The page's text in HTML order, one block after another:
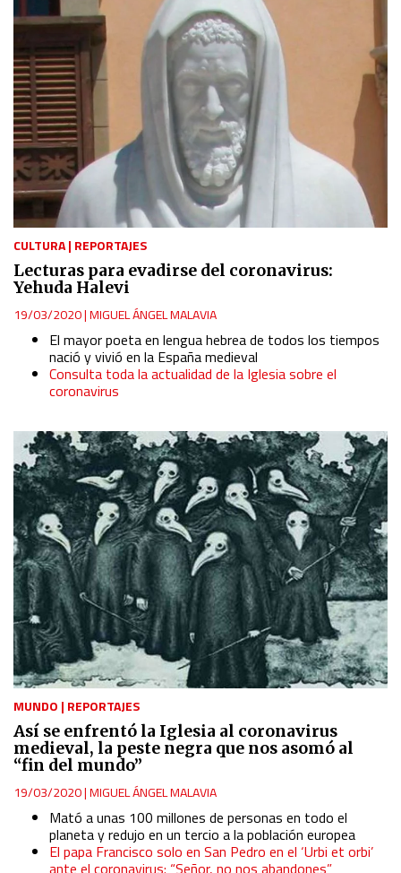
CULTURA| REPORTAJES
Lecturas para evadirse del coronavirus:
Yehuda Halevi
19/03/2020|MIGUEL ÁNGEL MALAVIA
El mayor poeta en lengua hebrea de todos los tiempos
nació y vivió en la España medieval
Consulta toda la actualidad de la Iglesia sobre el
coronavirus
MUNDO | REPORTAJES
Así se enfrentó la Iglesia al coronavirus
medieval, la peste negra que nos asomó al
“fin del mundo”
19/03/2020|MIGUEL ÁNGEL MALAVIA
Mató a unas 100 millones de personas en todo el
planeta y redujo en un tercio a la población europea
El papa Francisco solo en San Pedro en el ‘Urbi et orbi’
ante el coronavirus: “Señor, no nos abandones”